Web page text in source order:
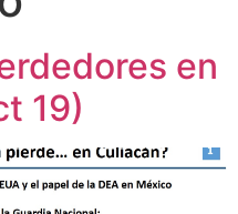
en
19)